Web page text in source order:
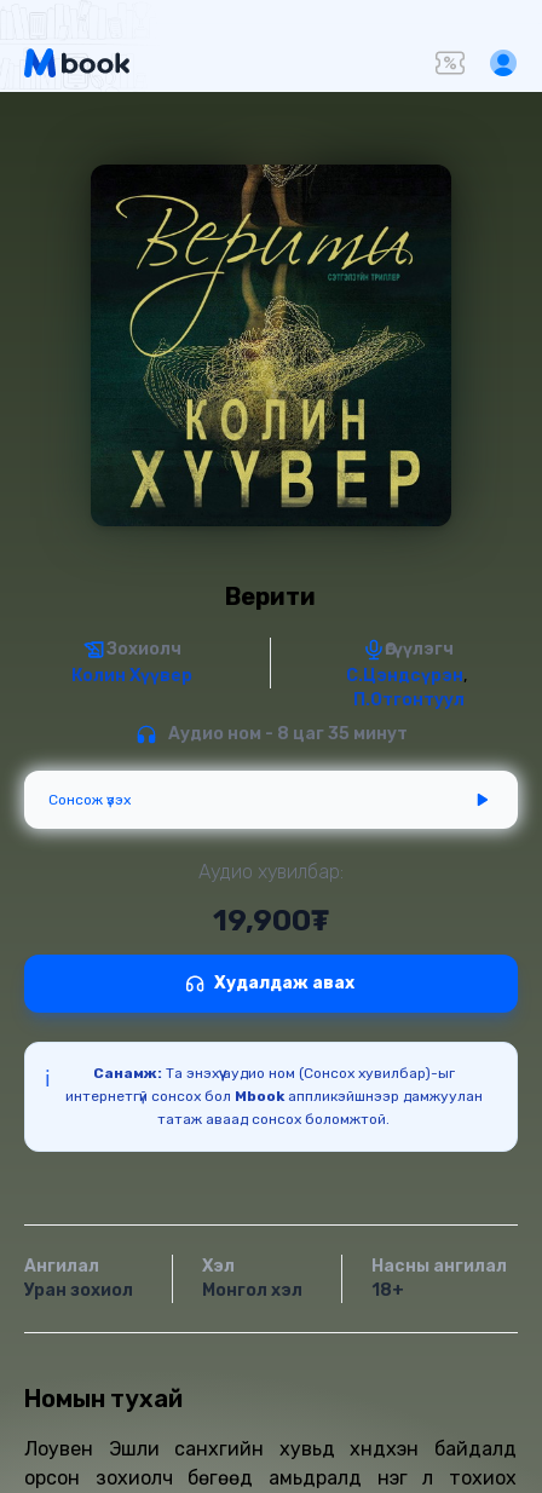
Верити
Зохиолч
Колин Хүүвер
Өгүүлэгч
С.Цэндсүрэн,
П.Отгонтуул
Аудио ном - 8 цаг 35 минут
Сонсож үзэх
Аудио хувилбар:
19,900₮
Худалдаж авах
ℹ️ Санамж: Та энэхүү аудио ном (Сонсох хувилбар)-ыг
интернетгүй сонсох бол Mbookаппликэйшнээр дамжуулан
татаж аваад сонсох боломжтой.
Ангилал
Уран зохиол
Хэл
Монгол хэл
Насны ангилал
18+
Номын тухай
Лоувен Эшли санхүүгийн хувьд хүндхэн байдалд
орсон зохиолч бөгөөд амьдралд нэг л тохиох